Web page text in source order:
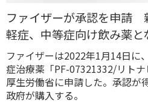
ファイザーが承認を申請
軽症、中等症向け飲み薬と
ファイザーは2022年1月14日に
症治療薬「PF-07321332/リト
厚生労働省に申請した。承認が
政府が購入する。